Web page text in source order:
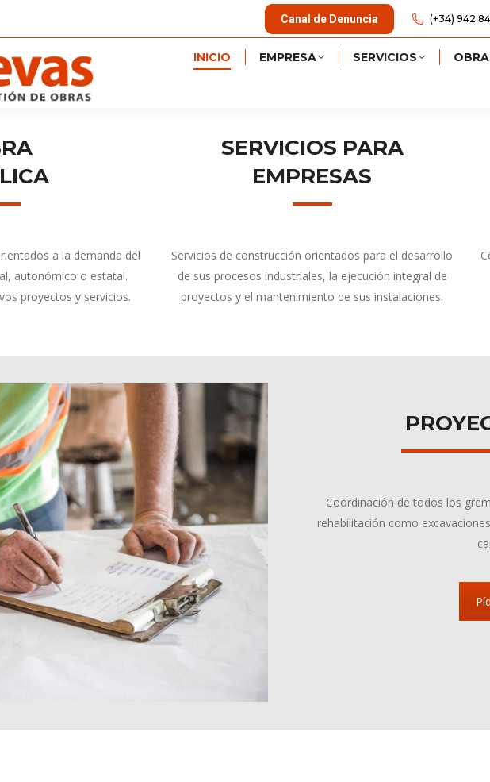
Canal de Denuncia (+34) 942
INICIO EMPRESA SERVICIOS
a la demanda del
autonómico o estatal.
proyectos y servicios.
SERVICIOS PARA
EMPRESAS
Servicios de construcción orientados para el desarrollo
de sus procesos industriales, la ejecución integral de
proyectos y el mantenimiento de sus instalaciones.
Coordinación de todos los
rehabilitación como